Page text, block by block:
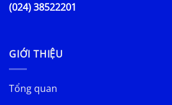
(024) 38522201
GIỚI THIỆU
Tổng quan